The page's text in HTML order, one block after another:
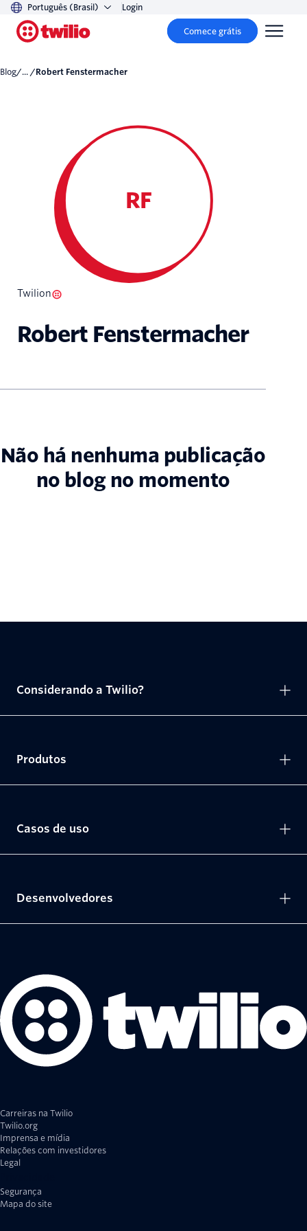
Português (Brasil) Login
Comece grátis
Blog/... / Robert Fenstermacher
RF
Twilion
Robert Fenstermacher
Não há nenhuma publicação
no blog no momento
Carreiras na Twilio
Twilio.org
Imprensa e mídia
Relações com investidores
Legal
Segurança
Mapa do site
Considerando a Twilio?
Produtos
Casos de uso
Desenvolvedores